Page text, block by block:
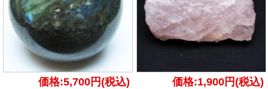
価格:5,700円(税込) 価格:1,900円(税込)